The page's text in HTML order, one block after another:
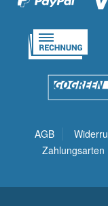
AGB
Zahlungsarten